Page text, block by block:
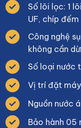
Số lõi lọc: 1
UF, chíp
Công nghệ
không cần
Số loại nước
Vị trí đặt
Nguồn nước
Bảo hành 05